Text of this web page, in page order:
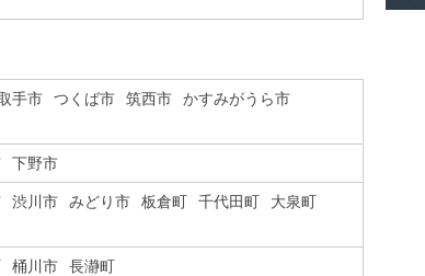
手市 つくば市 筑西市
かすみがうら市
下野市
渋川市 みどり市 板倉町 千代田町
大泉町
桶川市 長瀞町